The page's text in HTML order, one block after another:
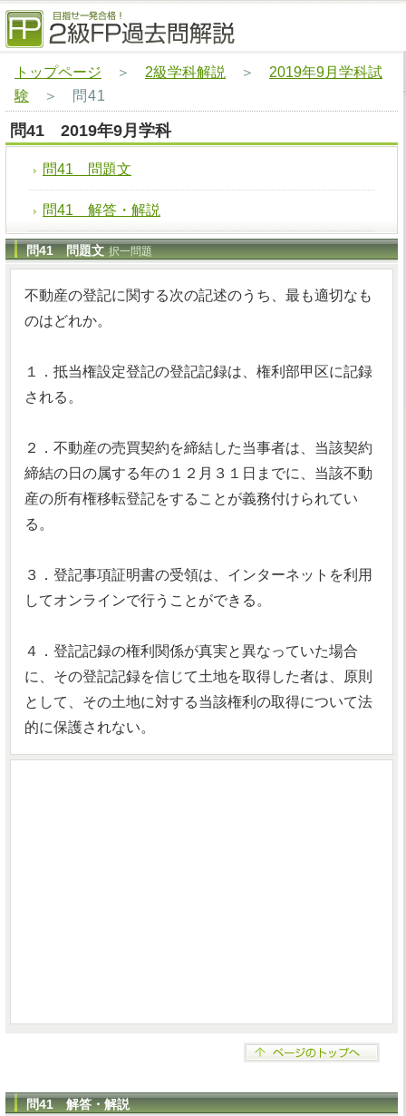
トップページ ＞ 2級学科解説 ＞ 2019年9月学科試
験 ＞ 問41
問41 2019年9月学科
問41 問題文
問41 解答・解説
問41 問題文 択一問題
不動産の登記に関する次の記述のうち、最も適切なも
のはどれか。
１．抵当権設定登記の登記記録は、権利部甲区に記録
される。
２．不動産の売買契約を締結した当事者は、当該契約
締結の日の属する年の１２月３１日までに、当該不動
産の所有権移転登記をすることが義務付けられてい
る。
３．登記事項証明書の受領は、インターネットを利用
してオンラインで行うことができる。
４．登記記録の権利関係が真実と異なっていた場合
に、その登記記録を信じて土地を取得した者は、原則
として、その土地に対する当該権利の取得について法
的に保護されない。
問41 解答・解説